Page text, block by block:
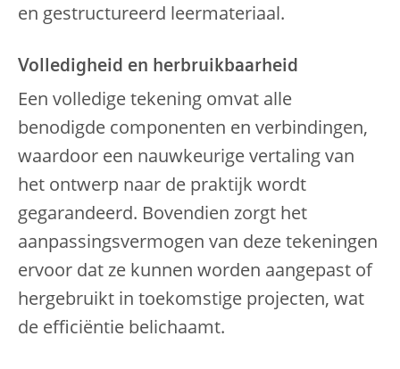
en gestructureerd leermateriaal.
Volledigheid en herbruikbaarheid
Een volledige tekening omvat alle
benodigde componenten en verbindingen,
waardoor een nauwkeurige vertaling van
het ontwerp naar de praktijk wordt
gegarandeerd. Bovendien zorgt het
aanpassingsvermogen van deze tekeningen
ervoor dat ze kunnen worden aangepast of
hergebruikt in toekomstige projecten, wat
de efficiëntie belichaamt.